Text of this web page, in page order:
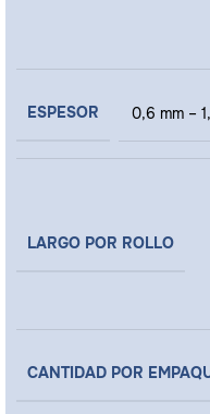
ESPESOR 0,6 mm –
LARGO POR ROLLO
CANTIDAD POR